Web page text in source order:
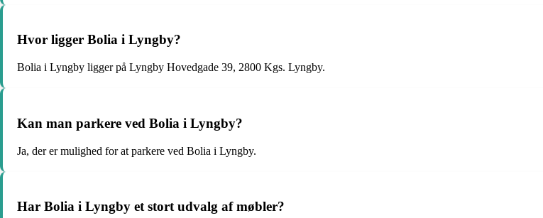
Hvor ligger Bolia i Lyngby?
Bolia i Lyngby ligger på Lyngby Hovedgade 39, 2800 Kgs. Lyngby.
Kan man parkere ved Bolia i Lyngby?
Ja, der er mulighed for at parkere ved Bolia i Lyngby.
Har Bolia i Lyngby et stort udvalg af møbler?